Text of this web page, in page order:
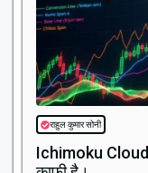
राहुल कुमार सोनी
Ichimoku